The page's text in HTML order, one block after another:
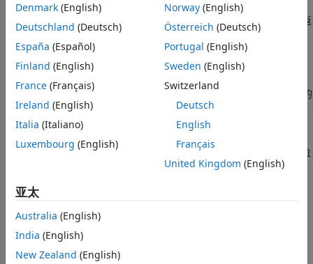
如果 为非空矩阵，则 median(A) 将 A
的各列视为向量，并返
回中位数值的行向量。
如果A为 0×0 空矩阵， median(A)返回NaN。
如果 是一个多维数组，则
会将沿大小不等于 1 的
第一个数组维度的值视为向量。此维度中
，而
所有其他维度的大小仍与在
中相同。
如果 A是表或时间表，则 median(A)返回包含每个变量的中位
(自 R2023a 起)
median
class(A)。
示例
Denmark (English)
Deutschland (Deutsch)
España (Español)
Finland (English)
France (Français)
Ireland (English)
Italia (Italiano)
Luxembourg (English)
Norway(English)
Österreich (Deutsch)
Portugal (English)
Sweden (English)
Switzerland
Deutsch
English
Français
United Kingdom (English)
亚太
Australia (English)
India (English)
New Zealand (English)